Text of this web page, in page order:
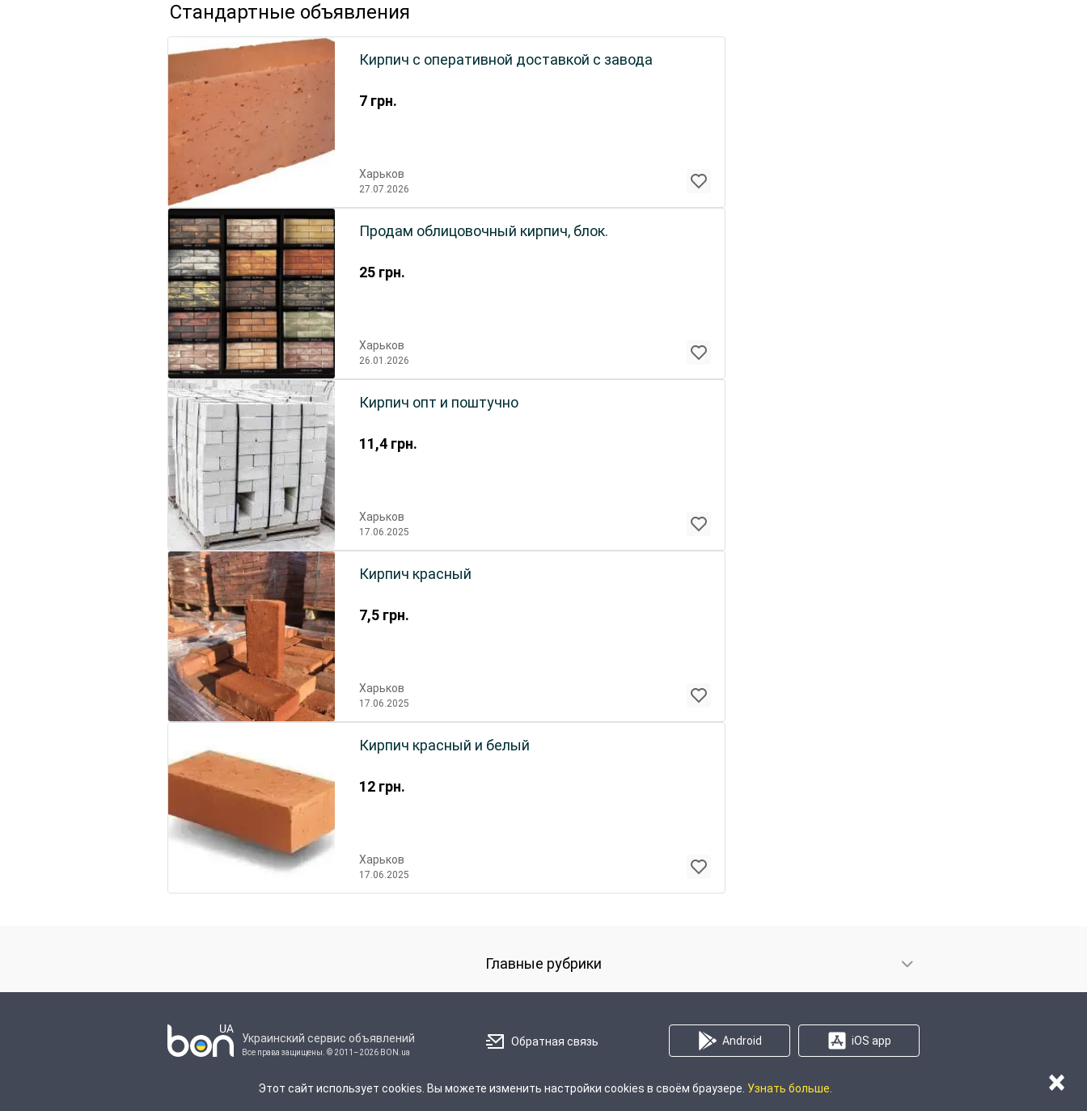
Стандартные объявления
7 грн.
Кирпич с оперативной доставкой с завода
Харьков
27.07.2026
25 грн.
Продам облицовочный кирпич, блок.
Харьков
26.01.2026
11,4 грн.
Кирпич опт и поштучно
Харьков
17.06.2025
7,5 грн.
Кирпич красный
Харьков
17.06.2025
12 грн.
Кирпич красный и белый
Харьков
17.06.2025
Главные рубрики
Этот сайт использует cookies. Вы можете изменить настройки cookies в своём браузере. Узнать больше. ×
Украинский сервис объявлений
Все права защищены. © 2011–2026 BON.ua
Обратная связь Android iOS app
Про НасПравилаПолитика конфиденциальностиРеклама на сайтеКарта регионов